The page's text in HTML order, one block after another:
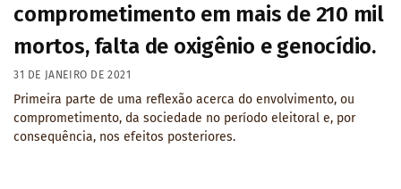
comprometimento em mais de 210 mil
mortos, falta de oxigênio e genocídio.
31 DE JANEIRO DE 2021
Primeira parte de uma reflexão acerca do envolvimento, ou
comprometimento, da sociedade no período eleitoral e, por
consequência, nos efeitos posteriores.